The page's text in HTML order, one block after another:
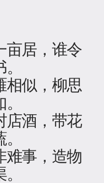
亩居，谁令
相似，柳思
店酒，带花
难事，造物